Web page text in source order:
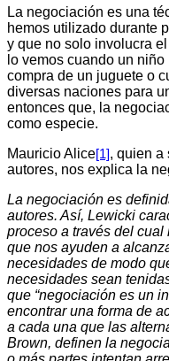
La negociación es una
hemos utilizado durante
y que no solo involucra
lo vemos cuando un
compra de un juguete o
diversas naciones para
entonces que, la
como especie.
Mauricio Alice[1], quien a
autores, nos explica la
La negociación es
autores. Así, Lewicki
proceso a través del
que nos ayuden a
necesidades de modo
necesidades sean
que “negociación es un
encontrar una forma de
a cada una que las
Brown, definen la